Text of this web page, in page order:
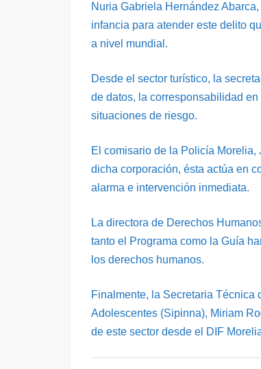
Nuria Gabriela Hernández
infancia para atender este delito
a nivel mundial.
Desde el sector turístico, la
de datos, la corresponsabilidad
situaciones de riesgo.
El comisario de la Policía
dicha corporación, ésta actúa en
alarma e intervención inmediata.
La directora de Derechos
tanto el Programa como la Guía
los derechos humanos.
Finalmente, la Secretaria
Adolescentes (Sipinna), Miriam
de este sector desde el DIF